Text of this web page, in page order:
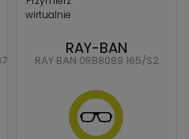
wirtualnie
RAY-BAN
RAY BAN 0RB8089 165/S2